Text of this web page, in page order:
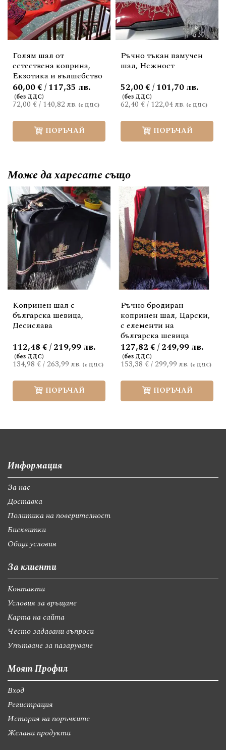
Голям шал от
естествена коприна,
Екзотика и вълшебство
72,00 €/ 140,82 лв.
60,00 € / 117,35 лв.
ПОРЪЧАЙ
Ръчно тъкан памучен
шал, Нежност
62,40 €/ 122,04 лв.
52,00 € / 101,70 лв.
ПОРЪЧАЙ
Може дахаресате също
Копринен шал с
българска шевица,
Десислава
134,98 €/263,99 лв.
112,48 € / 219,99 лв.
ПОРЪЧАЙ
Ръчно бродиран
копринен шал, Царски,
с елементи на
българска шевица
153,38 €/299,99 лв.
127,82 € / 249,99 лв.
ПОРЪЧАЙ
Информация
За нас
Доставка
Политика на поверителност
Бисквитки
Общи условия
За клиенти
Контакти
Условия за връщане
Карта на сайта
Често задавани въпроси
Упътване за пазаруване
Моят Профил
Вход
Регистрация
История на поръчките
Желани продукти